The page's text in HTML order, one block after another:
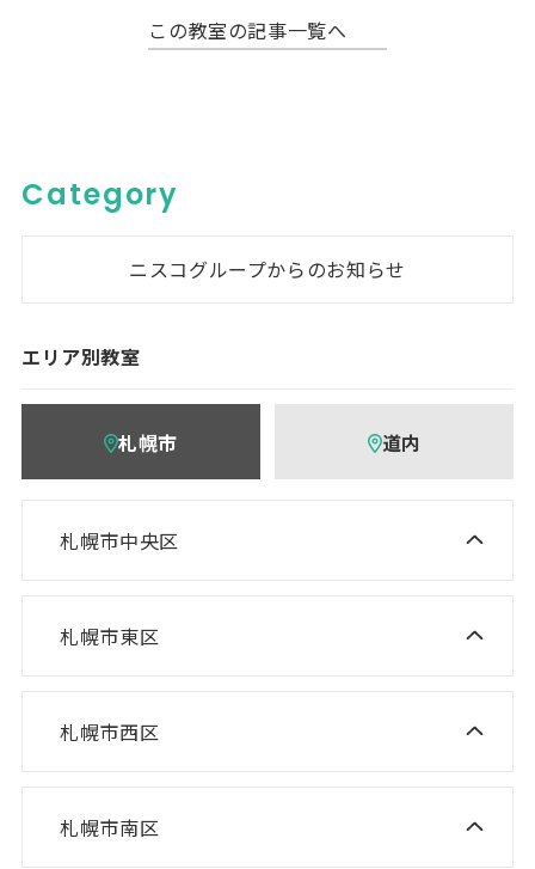
この教室の記事一覧へ
Category
ニスコグループからのお知らせ
エリア別教室
札幌市 道内
札幌市中央区
NISCO plus 伏見教室
NISCO plus 円山教室
ニスコパーソナル 伏見教室
札幌市東区
ニスコ進学スクール 札苗北教室
ニスコパーソナル 環状通東教室
札幌市西区
ニスコ進学スクール 山の手教室
札幌市南区